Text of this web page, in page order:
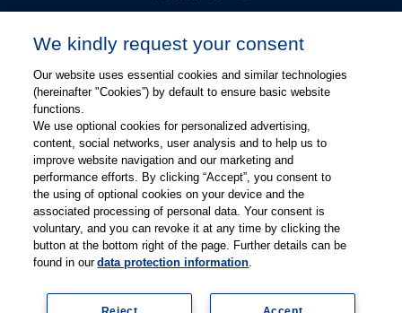
kevin.chang@thieme.com
关注微博
关注微信
有关Thieme图书翻译及版权业务，请联系：rights@thieme.de
| Thieme-Connect |
We kindly request your consent
Our website uses essential cookies and similar technologies
(hereinafter "Cookies”) by default to ensure basic website
functions.
We use optional cookies for personalized advertising,
content, social networks, user analysis and to help us to
improve website navigation and our marketing and
performance efforts. By clicking “Accept”, you consent to
the using of optional cookies on your device and the
associated processing of personal data. Your consent is
voluntary, and you can revoke it at any time by clicking the
button at the bottom right of the page. Further details can be
found in ourdata protection information.